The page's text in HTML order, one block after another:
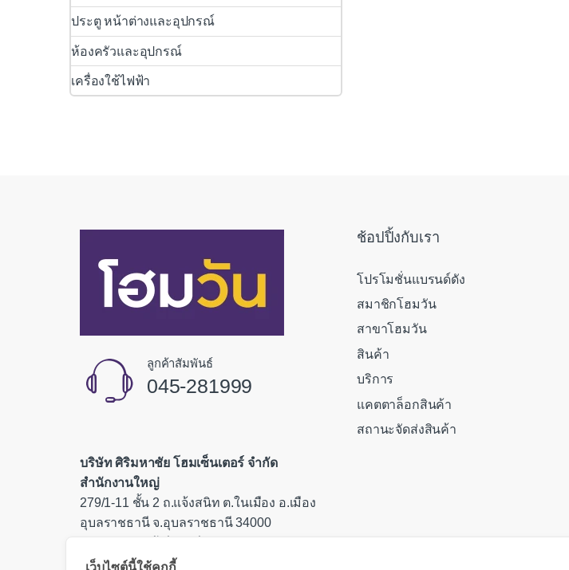
ประตู หน้าต่างและอุปกรณ์
ห้องครัวและอุปกรณ์
เครื่องใช้ไฟฟ้า
ลูกค้าสัมพันธ์
045-281999
บริษัท ศิริมหาชัย โฮมเซ็นเตอร์ จำกัด
สำนักงานใหญ่
279/1-11 ชั้น 2 ถ.แจ้งสนิท ต.ในเมือง อ.เมือง
อุบลราชธานี จ.อุบลราชธานี 34000
ช้อปปิ้งกับเรา
โปรโมชั่นแบรนด์ดัง
สมาชิกโฮมวัน
สาขาโฮมวัน
สินค้า
บริการ
แคตตาล็อกสินค้า
สถานะจัดส่งสินค้า
เว็บไซต์นี้ใช้คุกกี้